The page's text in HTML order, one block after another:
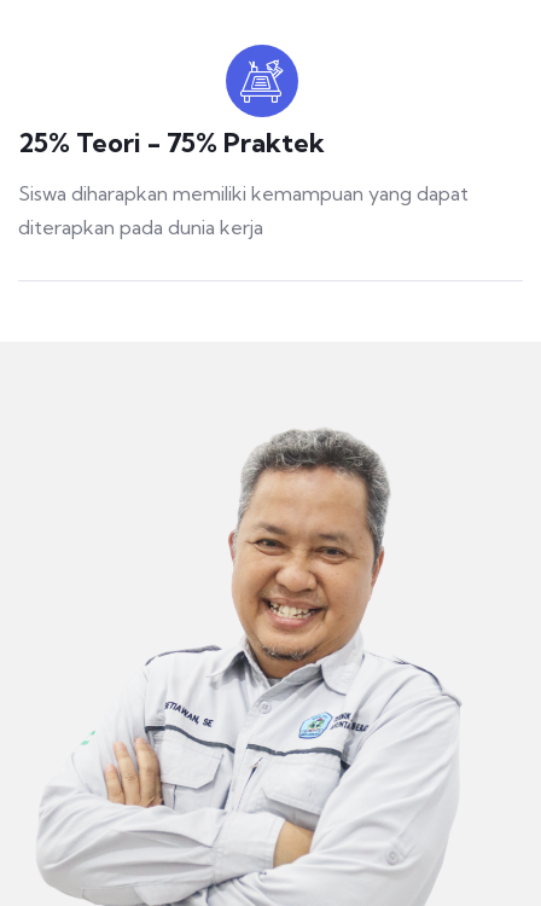
25% Teori - 75% Praktek
Siswa diharapkan memiliki kemampuan yang dapat
diterapkan pada dunia kerja